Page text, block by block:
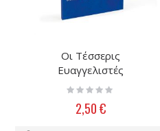
Οι Τέσσερις
Ευαγγελιστές
Rating:
2,50 €